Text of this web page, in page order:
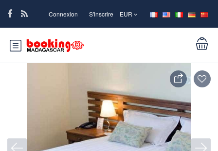
Connexion S'inscrire EUR